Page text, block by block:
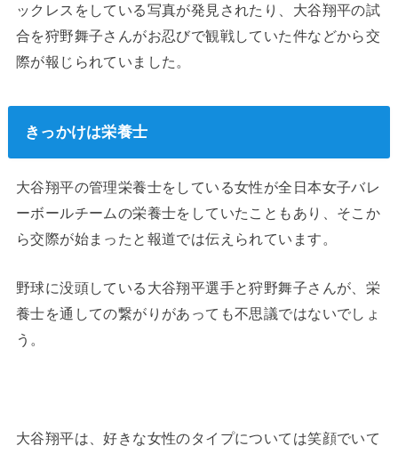
ックレスをしている写真が発見されたり、大谷翔平の試
合を狩野舞子さんがお忍びで観戦していた件などから交
際が報じられていました。
きっかけは栄養士
大谷翔平の管理栄養士をしている女性が全日本女子バレ
ーボールチームの栄養士をしていたこともあり、そこか
ら交際が始まったと報道では伝えられています。
野球に没頭している大谷翔平選手と狩野舞子さんが、栄
養士を通しての繋がりがあっても不思議ではないでしょ
う。
大谷翔平は、好きな女性のタイプについては笑顔でいて